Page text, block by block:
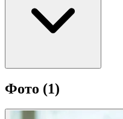
Фото (1)